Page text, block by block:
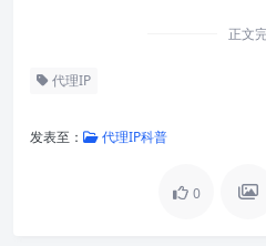
正文
代理IP
发表至： 代理IP科普
0